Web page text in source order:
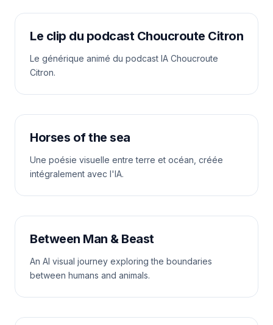
Le clip du podcast Choucroute Citron
Le générique animé du podcast IA Choucroute
Citron.
Horses of the sea
Une poésie visuelle entre terre et océan, créée
intégralement avec l'IA.
Between Man & Beast
An AI visual journey exploring the boundaries
between humans and animals.